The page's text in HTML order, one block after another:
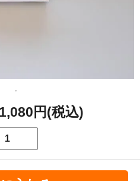
1,080円(税込)